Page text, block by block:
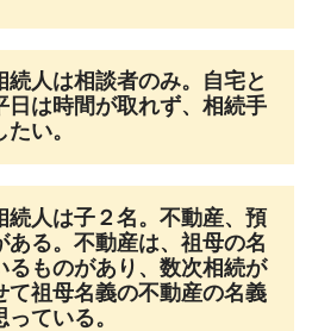
続人は相談者のみ。自宅と
日は時間が取れず、相続手
い。
続人は子２名。不動産、預
ある。不動産は、祖母の名
るものがあり、数次相続が
て祖母名義の不動産の名義
ている。